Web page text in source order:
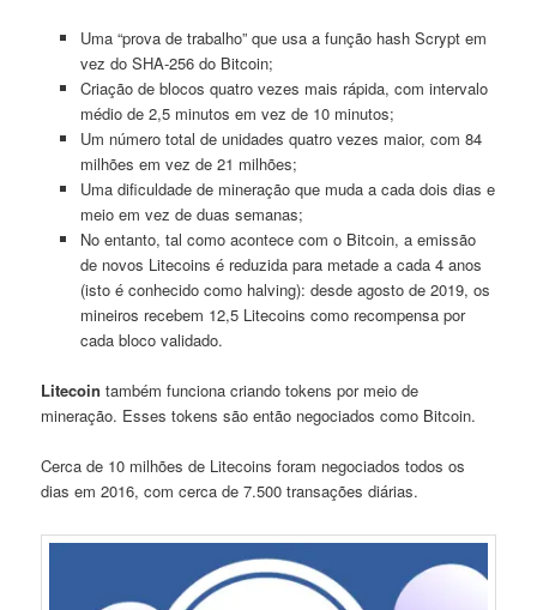
Uma “prova de trabalho” que usa a função hash Scrypt em
vez do SHA-256 do Bitcoin;
Criação de blocos quatro vezes mais rápida, com intervalo
médio de 2,5 minutos em vez de 10 minutos;
Um número total de unidades quatro vezes maior, com 84
milhões em vez de 21 milhões;
Uma dificuldade de mineração que muda a cada dois dias e
meio em vez de duas semanas;
No entanto, tal como acontece com o Bitcoin, a emissão
de novos Litecoins é reduzida para metade a cada 4 anos
(isto é conhecido como halving): desde agosto de 2019, os
mineiros recebem 12,5 Litecoins como recompensa por
cada bloco validado.
Litecointambém funciona criando tokens por meio de
mineração. Esses tokens são então negociados como Bitcoin.
Cerca de 10 milhões de Litecoins foram negociados todos os
dias em 2016, com cerca de 7.500 transações diárias.